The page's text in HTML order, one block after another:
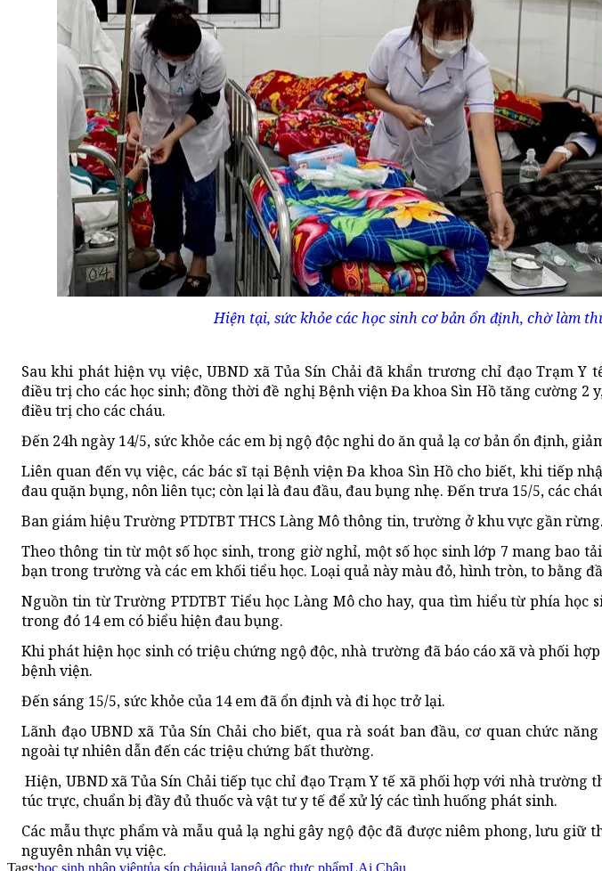
Hiện tại, sức khỏe các học sinh cơ bản ổn định, chờ làm
Sau khi phát hiện vụ việc, UBND xã Tủa Sín Chải đã khẩn trương chỉ đạo Trạm Y
điều trị cho các học sinh; đồng thời đề nghị Bệnh viện Đa khoa Sìn Hồ tăng cường 2
điều trị cho các cháu.
Đến 24h ngày 14/5, sức khỏe các em bị ngộ độc nghi do ăn quả lạ cơ bản ổn định,
Liên quan đến vụ việc, các bác sĩ tại Bệnh viện Đa khoa Sìn Hồ cho biết, khi tiếp
đau quặn bụng, nôn liên tục; còn lại là đau đầu, đau bụng nhẹ. Đến trưa 15/5, các
Ban giám hiệu Trường PTDTBT THCS Làng Mô thông tin, trường ở khu vực gần
Theo thông tin từ một số học sinh, trong giờ nghỉ, một số học sinh lớp 7 mang bao
bạn trong trường và các em khối tiểu học. Loại quả này màu đỏ, hình tròn, to bằng
Nguồn tin từ Trường PTDTBT Tiểu học Làng Mô cho hay, qua tìm hiểu từ phía học
trong đó 14 em có biểu hiện đau bụng.
Khi phát hiện học sinh có triệu chứng ngộ độc, nhà trường đã báo cáo xã và phối
bệnh viện.
Đến sáng 15/5, sức khỏe của 14 em đã ổn định và đi học trở lại.
Lãnh đạo UBND xã Tủa Sín Chải cho biết, qua rà soát ban đầu, cơ quan chức
ngoài tự nhiên dẫn đến các triệu chứng bất thường.
Hiện, UBND xã Tủa Sín Chải tiếp tục chỉ đạo Trạm Y tế xã phối hợp với nhà trường
túc trực, chuẩn bị đầy đủ thuốc và vật tư y tế để xử lý các tình huống phát sinh.
Các mẫu thực phẩm và mẫu quả lạ nghi gây ngộ độc đã được niêm phong, lưu giữ
nguyên nhân vụ việc.